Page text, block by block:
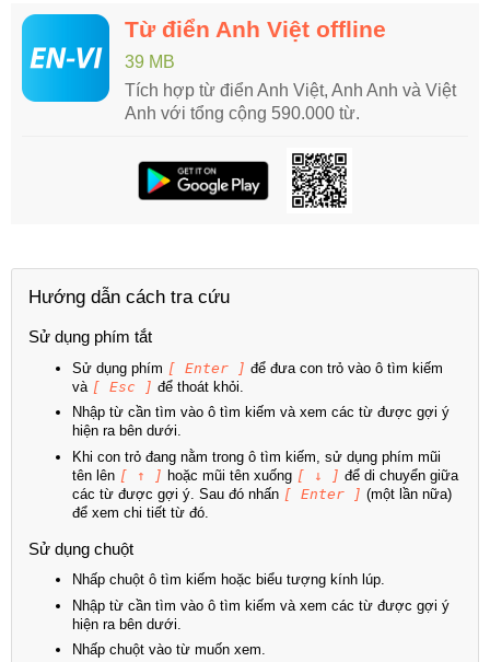
Từ điển Anh Việt offline
39 MB
Tích hợp từ điển Anh Việt, Anh Anh và Việt
Anh với tổng cộng 590.000 từ.
Hướng dẫn cách tra cứu
Sử dụng phím tắt
Sử dụng phím [ Enter ] để đưa con trỏ vào ô tìm kiếm
và [ Esc ] để thoát khỏi.
Nhập từ cần tìm vào ô tìm kiếm và xem các từ được gợi ý
hiện ra bên dưới.
Khi con trỏ đang nằm trong ô tìm kiếm, sử dụng phím mũi
tên lên [ ↑ ] hoặc mũi tên xuống [ ↓ ] để di chuyển giữa
các từ được gợi ý. Sau đó nhấn [ Enter ] (một lần nữa)
để xem chi tiết từ đó.
Sử dụng chuột
Nhấp chuột ô tìm kiếm hoặc biểu tượng kính lúp.
Nhập từ cần tìm vào ô tìm kiếm và xem các từ được gợi ý
hiện ra bên dưới.
Nhấp chuột vào từ muốn xem.